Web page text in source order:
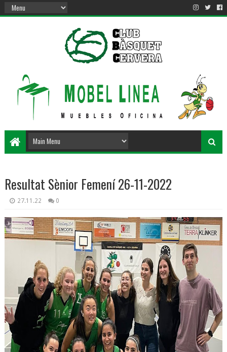
Resultat Sènior Femení 26-11-2022
27.11.22 0